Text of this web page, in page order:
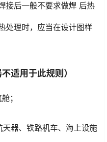
接后一般不要求做焊 后热
处理时，应当在设计图样
适用于此规则）
；
器、铁路机车、海上设施